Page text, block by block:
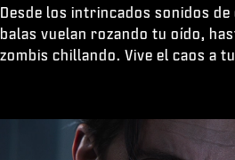
Desde los intrincados sonidos
balas vuelan rozando tu oído,
zombis chillando. Vive el caos a